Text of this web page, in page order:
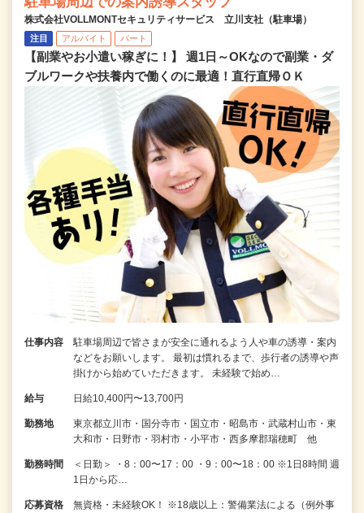
株式会社VOLLMONTセキュリティサービス 立川支社（駐車場）
注目 アルバイト パート
【副業やお小遣い稼ぎに！】 週1日～OKなので副業・ダ
ブルワークや扶養内で働くのに最適！直行直帰ＯＫ
仕事内容
駐車場周辺で皆さまが安全に通れるよう人や車の誘導・案内
などをお願いします。 最初は慣れるまで、歩行者の誘導や声
掛けから始めていただきます。 未経験で始め…
給与 日給10,400円〜13,700円
勤務地
東京都立川市・国分寺市・国立市・昭島市・武蔵村山市・東
大和市・日野市・羽村市・小平市・西多摩郡瑞穂町 他
勤務時間
＜日勤＞ ・8：00〜17：00 ・9：00〜18：00 ※1日8時間 週
1日から応…
応募資格
無資格・未経験OK！ ※18歳以上：警備業法による（例外事